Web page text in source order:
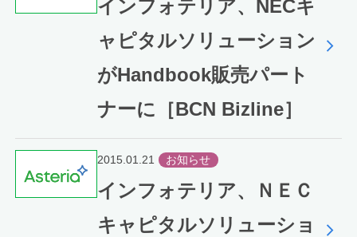
インフォテリア、NECキ
ャピタルソリューション
がHandbook販売パート
ナーに［BCN Bizline］
2015.01.21 お知らせ
インフォテリア、ＮＥＣ
キャピタルソリューショ